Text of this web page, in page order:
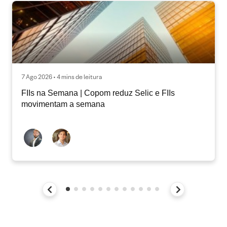
7 Ago 2026 • 4 mins de leitura
FIIs na Semana | Copom reduz Selic e FIIs
movimentam a semana